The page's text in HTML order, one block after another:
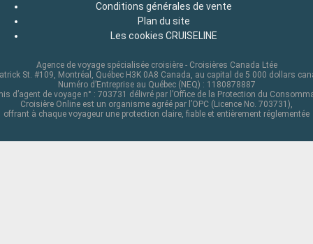
Conditions générales de vente
Plan du site
Les cookies CRUISELINE
Agence de voyage spécialisée croisière - Croisières Canada Ltée
St. #109, Montréal, Québec H3K 0A8 Canada, au capital de 5 000 dollars
Numéro d’Entreprise au Québec (NEQ) : 1180878887
d’agent de voyage n° : 703731 délivré par l’Office de la Protection du
Croisière Online est un organisme agréé par l’OPC (Licence No. 703731),
offrant à chaque voyageur une protection claire, fiable et entièrement réglementée